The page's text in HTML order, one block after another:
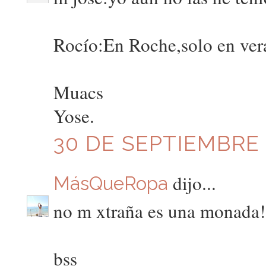
Rocío:En Roche,solo en
Muacs
Yose.
30 DE SEPTIEMBRE
MásQueRopa dijo...
no m xtraña es una monada!
bss